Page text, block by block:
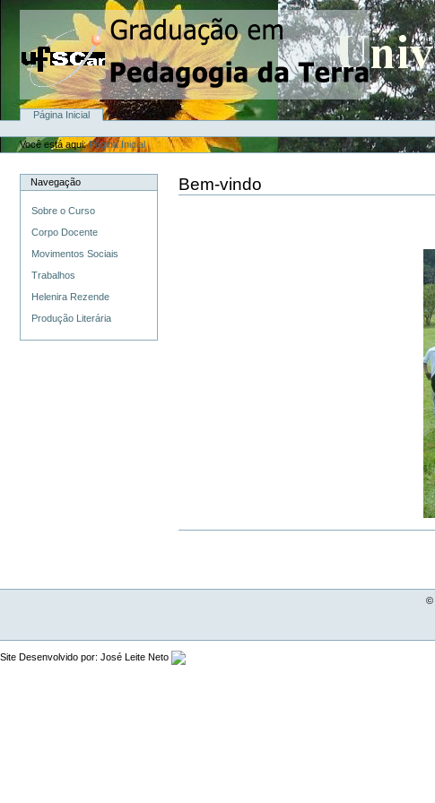
conteúdo.
navegação
Seções Página Inicial
Ferramentas
Pessoais
Você está aqui: Página Inicial
Navegação
Sobre o Curso
Corpo Docente
Movimentos Sociais
Trabalhos
Helenira Rezende
Produção Literária
Bem-vindo
©
Site Desenvolvido por: José Leite Neto